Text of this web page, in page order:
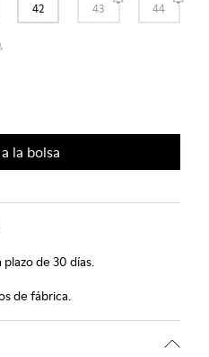
42 43 44
la bolsa
de 30 días.
de fábrica.